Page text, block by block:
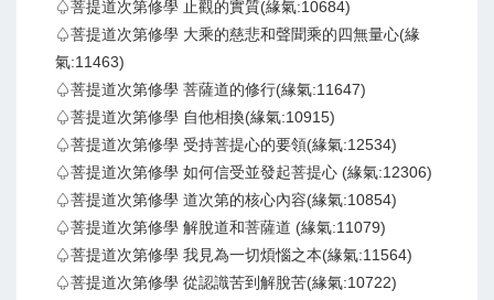
♤菩提道次第修學 止觀的實質(緣氣:10684)
♤菩提道次第修學 大乘的慈悲和聲聞乘的四無量心(緣
氣:11463)
♤菩提道次第修學 菩薩道的修行(緣氣:11647)
♤菩提道次第修學 自他相換(緣氣:10915)
♤菩提道次第修學 受持菩提心的要領(緣氣:12534)
♤菩提道次第修學 如何信受並發起菩提心 (緣氣:12306)
♤菩提道次第修學 道次第的核心內容(緣氣:10854)
♤菩提道次第修學 解脫道和菩薩道 (緣氣:11079)
♤菩提道次第修學 我見為一切煩惱之本(緣氣:11564)
♤菩提道次第修學 從認識苦到解脫苦(緣氣:10722)